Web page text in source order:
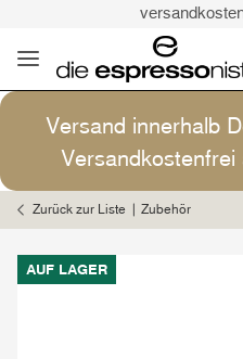
Versand:
Kaffee
Versand innerhalb
Zurück zur Liste Zubehör
AUF LAGER